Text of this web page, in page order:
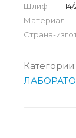
Шлиф —
Материал
Страна-
Категории: